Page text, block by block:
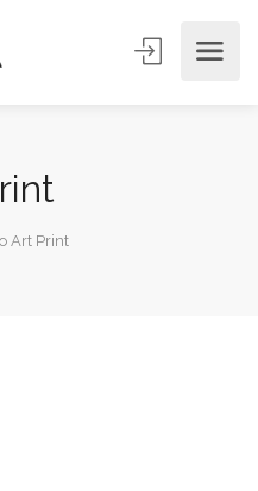
Art Print